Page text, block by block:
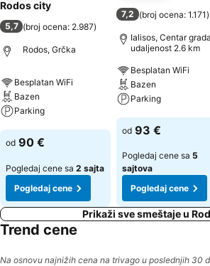
Rodos city
5,7 (broj ocena: 2.987)
Rodos, Grčka
Besplatan WiFi
Bazen
Parking
Pogledaj cene
od 90 €
Pogledaj cene sa 2 sajta
Pogledaj cene
7,2 (broj ocena: 1.171)
Ialisos, Centar
udaljenost 2.6 km
Besplatan WiFi
Bazen
Parking
Pogledaj cene
od 93 €
Pogledaj cene sa 5
sajtova
Pogledaj cene
Prikaži sve smeštaje u
Trend cene
Na osnovu najnižih cena na trivago u poslednjih 30